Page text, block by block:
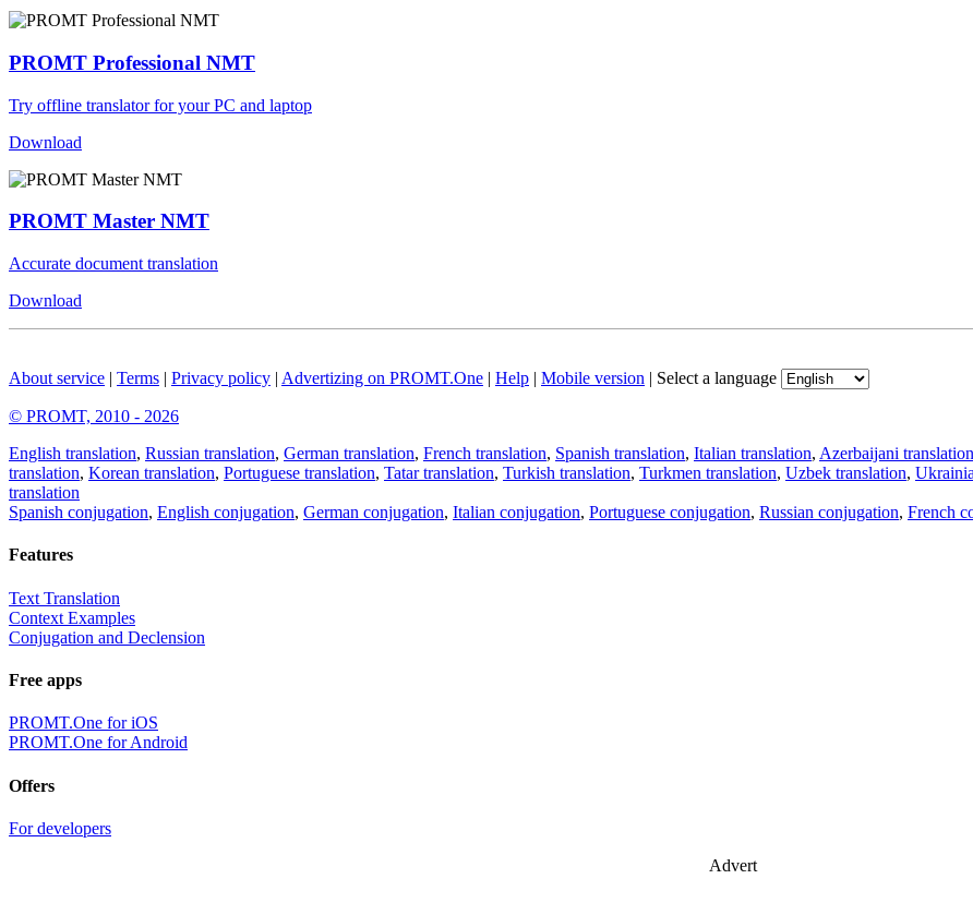
PROMT Professional NMT
Try offline translator for your PC and laptop
Download
PROMT Master NMT
Accurate document translation
Download
About service | Terms | Privacy policy | Advertizing on PROMT.One | Help | Mobile version | Select a language
© PROMT, 2010 - 2026
English translation, Russian translation, German translation, French translation, Spanish translation, Italian translation, Azerbaijani translation
translation, Korean translation, Portuguese translation, Tatar translation, Turkish translation, Turkmen translation, Uzbek translation,
translation
Spanish conjugation, English conjugation, German conjugation, Italian conjugation, Portuguese conjugation, Russian conjugation, French
Features
Text Translation
Context Examples
Conjugation and Declension
Free apps
PROMT.One for iOS
PROMT.One for Android
Offers
For developers
Advert